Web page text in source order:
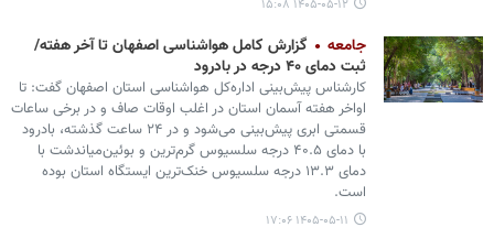
۱۴۰۵-۰۵-۱۲ ۱۵:۰۸
جامعه
گزارش کامل هواشناسی اصفهان تا آخر هفته/
ثبت دمای ۴۰ درجه در بادرود
کارشناس پیش‌بینی اداره‌کل هواشناسی استان اصفهان گفت: تا
اواخر هفته آسمان استان در اغلب اوقات صاف و در برخی ساعات
قسمتی ابری پیش‌بینی می‌شود و در ۲۴ ساعت گذشته، بادرود
با دمای ۴۰.۵ درجه سلسیوس گرم‌ترین و بوئین‌میاندشت با
دمای ۱۳.۳ درجه سلسیوس خنک‌ترین ایستگاه استان بوده‌
است.
۱۴۰۵-۰۵-۱۱ ۱۷:۰۶